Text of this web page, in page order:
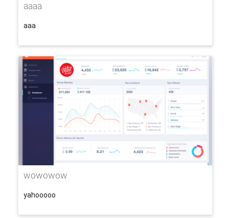
aaaa
aaa
wowowow
yahooooo